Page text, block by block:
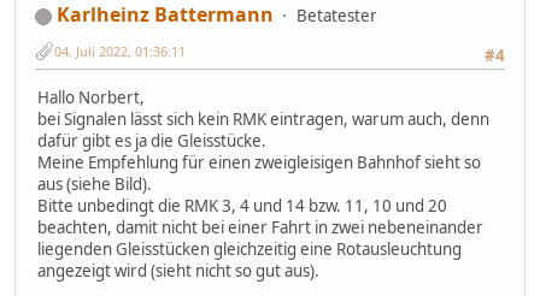
Karlheinz Battermann
Betatester
#4
04. Juli 2022, 01:36:11
Hallo Norbert,
bei Signalen lässt sich kein RMK eintragen, warum auch, denn
dafür gibt es ja die Gleisstücke.
Meine Empfehlung für einen zweigleisigen Bahnhof sieht so
aus (siehe Bild).
Bitte unbedingt die RMK 3, 4 und 14 bzw. 11, 10 und 20
beachten, damit nicht bei einer Fahrt in zwei nebeneinander
liegenden Gleisstücken gleichzeitig eine Rotausleuchtung
angezeigt wird (sieht nicht so gut aus).